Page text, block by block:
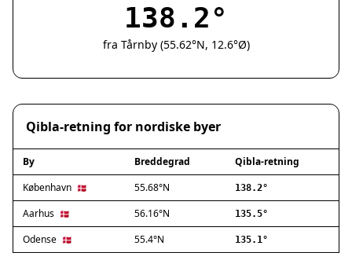
Viborg
Køge
Holstebro
Taastrup
Sønderborg
Holbæk
Svendborg
Hjørring
Frederikshavn
Nørresundby
138.2°
fra Tårnby (55.62°N, 12.6°Ø)
Qibla-retning for nordiske byer
By Breddegrad
Qibla-retning
København 🇩🇰 55.68°N 138.2°
Aarhus 🇩🇰 56.16°N 135.5°
Odense 🇩🇰 55.4°N 135.1°